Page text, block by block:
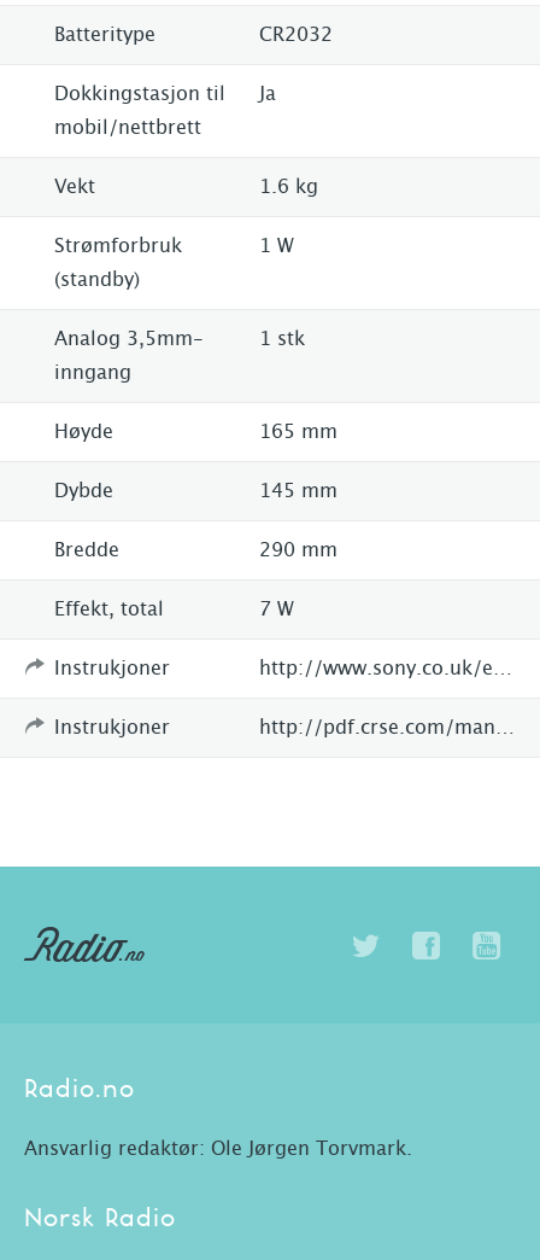
Batteritype CR2032
Dokkingstasjon til
mobil/nettbrett
Ja
Vekt 1.6 kg
Strømforbruk
(standby)
1 W
Analog 3,5mm-
inngang
1 stk
Høyde 165 mm
Dybde 145 mm
Bredde 290 mm
Effekt, total 7 W
Instrukjoner
Instrukjoner
Radio.no
Ansvarlig redaktør: Ole Jørgen Torvmark.
Norsk Radio